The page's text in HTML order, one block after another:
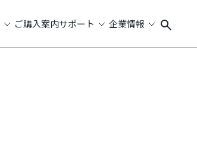
ご購入案内サポート 企業情報